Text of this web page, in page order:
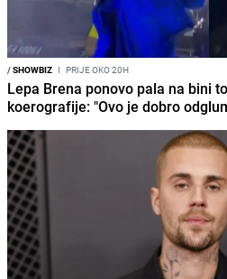
/SHOWBIZ I PRIJE OKO 20H
Lepa Brena ponovo pala na bini
koerografije: "Ovo je dobro